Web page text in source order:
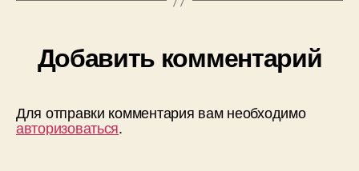
Добавить комментарий
Для отправки комментария вам необходимо
авторизоваться.